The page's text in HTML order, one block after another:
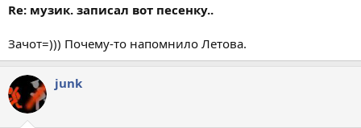
Re: музик. записал вот песенку..
Зачот=))) Почему-то напомнило Летова.
junk